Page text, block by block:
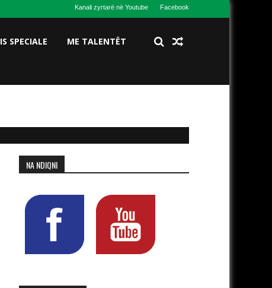
Kanali zyrtarë në Youtube Facebook
IS SPECIALE ME TALENTËT
NA NDIQNI